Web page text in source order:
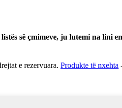
së çmimeve, ju lutemi na lini
e rezervuara. Produkte të nxehta